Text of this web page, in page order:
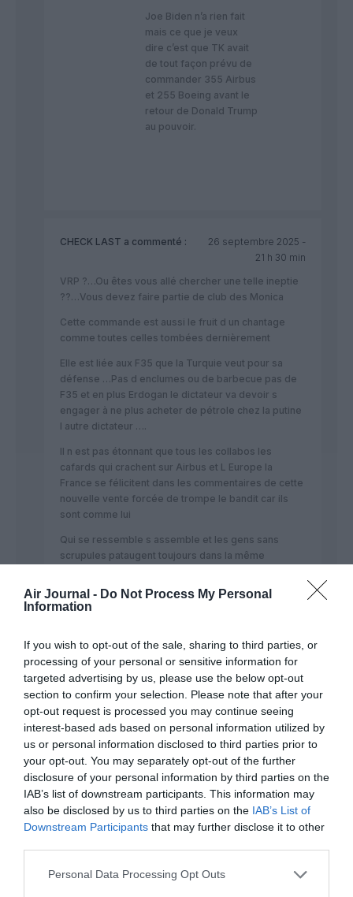
Air Journal - Do Not Process My Personal
Information
If you wish to opt-out of the sale, sharing to third parties, or
processing of your personal or sensitive information for
targeted advertising by us, please use the below opt-out
section to confirm your selection. Please note that after your
opt-out request is processed you may continue seeing
interest-based ads based on personal information utilized by
us or personal information disclosed to third parties prior to
your opt-out. You may separately opt-out of the further
disclosure of your personal information by third parties on the
IAB’s list of downstream participants. This information may
also be disclosed by us to third parties on the IAB’s List of
Downstream Participants that may further disclose it to other
Personal Data Processing Opt Outs
Joe Biden n’a rien fait
mais ce que je veux
dire c’est que TK avait
de tout façon prévu de
commander 355 Airbus
et 255 Boeing avant le
retour de Donald Trump
au pouvoir.
CHECK LAST a commenté :
26 septembre 2025 -
21 h 30 min
VRP ?…Ou êtes vous allé chercher une telle ineptie
??…Vous devez faire partie de club des Monica
Cette commande est aussi le fruit d un chantage
comme toutes celles tombées dernièrement
Elle est liée aux F35 que la Turquie veut pour sa
défense …Pas d enclumes ou de barbecue pas de
F35 et en plus Erdogan le dictateur va devoir s
engager à ne plus acheter de pétrole chez la putine
l autre dictateur ….
Il n est pas étonnant que tous les collabos les
cafards qui crachent sur Airbus et L Europe la
France se félicitent dans les commentaires de cette
nouvelle vente forcée de trompe le bandit car ils
sont comme lui
Qui se ressemble s assemble et les gens sans
scrupules pataugent toujours dans la même
RÉPONDRE
Tilo a commenté :
27 septembre
2025 - 11 h 00 min
Arrête de nous emmerdés avec ton
patriotisme à outrance l’aéronautique c’est
aussi du business tu peux appeler ça du
chantage ou tout ce que tu veux mais il n’y
a rien d’illégal dans ce que fait Trump il ne
fait négocié ( j’accepte de retirer ou de
diminuer les taxes chez toi mais en
échange tu achète des Boeing), il ne force
pas soit tu accepte ses conditions soit tu